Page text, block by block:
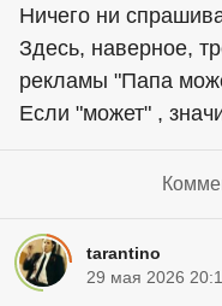
Ничего ни
Здесь, наверное,
рекламы "Папа
Если "может" ,
tarantino
29 мая 2026